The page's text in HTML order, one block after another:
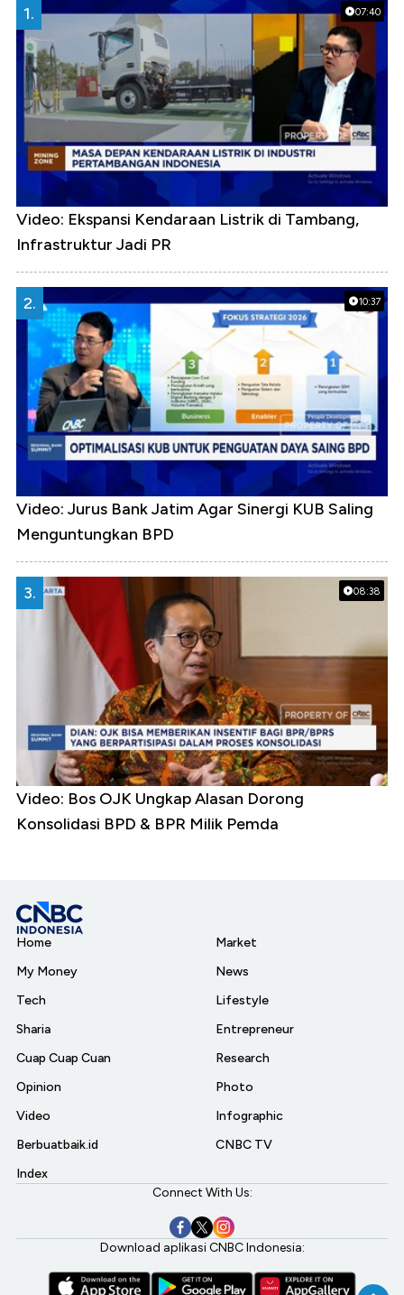
07:40
1.
Video: Ekspansi Kendaraan Listrik di Tambang,
Infrastruktur Jadi PR
10:37
2.
Video: Jurus Bank Jatim Agar Sinergi KUB Saling
Menguntungkan BPD
08:38
3.
Video: Bos OJK Ungkap Alasan Dorong
Konsolidasi BPD & BPR Milik Pemda
Home
My Money
Tech
Sharia
Cuap Cuap Cuan
Opinion
Video
Berbuatbaik.id
Index
Market
News
Lifestyle
Entrepreneur
Research
Photo
Infographic
CNBC TV
Connect With Us:
Download aplikasi CNBC Indonesia: